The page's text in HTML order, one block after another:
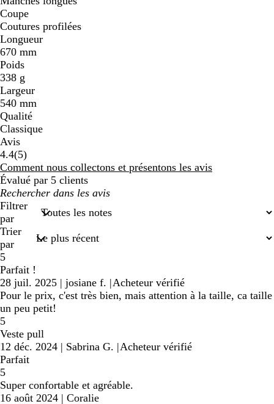
Coupe
Coutures profilées
Longueur
670 mm
Poids
338 g
Largeur
540 mm
Qualité
Classique
Avis
4.4(55
avis
)
Comment nous collectons et présentons les avis
Évalué par 5 clients
Mes
recherches
saisies
Filtrer
par
Trier
par
5
Parfait !
28 juil. 2025 | josiane f. |Acheteur vérifié
Pour le prix, c'est très bien, mais attention à la taille, ca taille
un peu petit!
5
Veste pull
12 déc. 2024 | Sabrina G. |Acheteur vérifié
Parfait
5
Super confortable et agréable.
16 août 2024 | Coralie